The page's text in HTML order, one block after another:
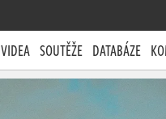
VIDEA SOUTĚŽE DATABÁZE